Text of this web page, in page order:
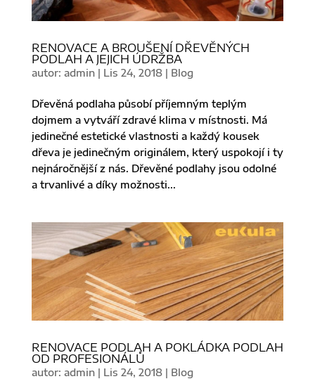
RENOVACE A BROUŠENÍ DŘEVĚNÝCH
PODLAH A JEJICH ÚDRŽBA
autor: admin| Lis 24, 2018| Blog
Dřevěná podlaha působí příjemným teplým
dojmem a vytváří zdravé klima v místnosti. Má
jedinečné estetické vlastnosti a každý kousek
dřeva je jedinečným originálem, který uspokojí i ty
nejnáročnější z nás. Dřevěné podlahy jsou odolné
a trvanlivé a díky možnosti...
RENOVACE PODLAH A POKLÁDKA PODLAH
OD PROFESIONÁLŮ
autor: admin| Lis 24, 2018| Blog